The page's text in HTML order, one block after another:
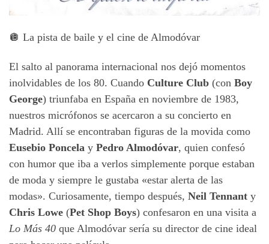
🪩 La pista de baile y el cine de Almodóvar
El salto al panorama internacional nos dejó momentos
inolvidables de los 80. Cuando Culture Club (con Boy
George) triunfaba en España en noviembre de 1983,
nuestros micrófonos se acercaron a su concierto en
Madrid. Allí se encontraban figuras de la movida como
Eusebio Poncela y Pedro Almodóvar, quien confesó
con humor que iba a verlos simplemente porque estaban
de moda y siempre le gustaba «estar alerta de las
modas». Curiosamente, tiempo después, Neil Tennant y
Chris Lowe (Pet Shop Boys) confesaron en una visita a
Lo Más 40 que Almodóvar sería su director de cine ideal